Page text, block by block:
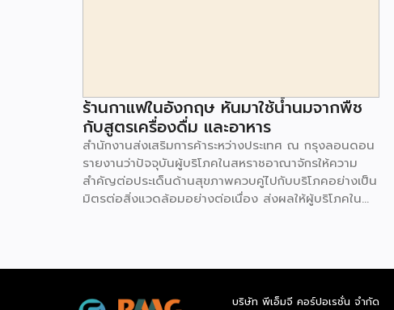
ร้านกาแฟในอังกฤษ หันมาใช้น้ำนมจากพืช
กับสูตรเครื่องดื่ม และอาหาร
สำนักงานส่งเสริมการค้าระหว่างประเทศ ณ กรุงลอนดอน
รายงานว่าปัจจุบันผู้บริโภคในสหราชอาณาจักรให้ความ
สำคัญต่อประเด็นด้านสุขภาพควบคู่ไปกับบริโภคอย่างเป็น
มิตรต่อสิ่งแวดล้อมอย่างต่อเนื่อง ส่งผลให้ผู้บริโภคใน
ซื้อน้ำนมจากพืช (Plant milk) แม้จะมีราคาสูงกว่าน้ำนม
ข้าวบาร์เลย์ ข้าว เมล็ดเจีย และอื่นๆ สิ่งที่เกิดขึ้นขณะนี้
บริษัท พีเอ็มจี คอร์ปอเรชั่น จำกัด